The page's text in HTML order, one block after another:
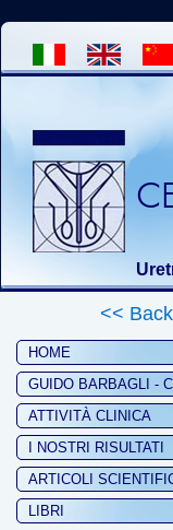
<< Back
HOME
GUIDO BARBAGLI -
ATTIVITÀ CLINICA
I NOSTRI RISULTATI
ARTICOLI
LIBRI